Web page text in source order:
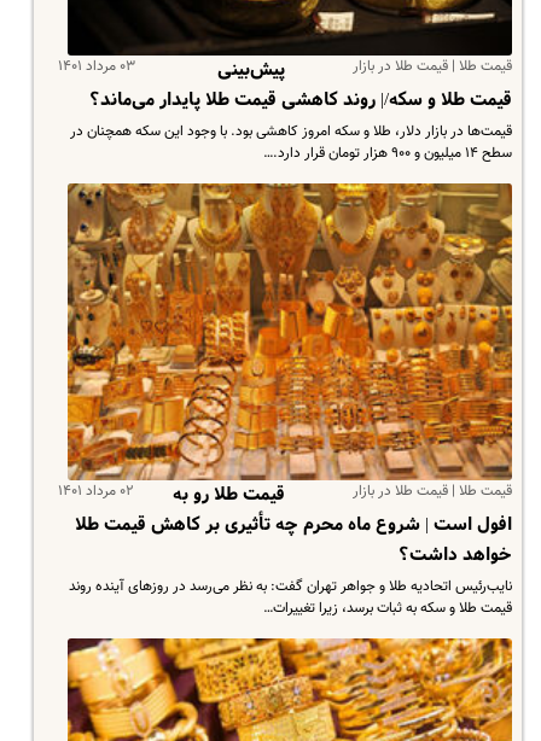
قیمت طلا | قیمت طلا در بازار ۰۳ مرداد ۱۴۰۱
پیش‌بینی
قیمت طلا و سکه/| روند کاهشی قیمت طلا پایدار می‌ماند؟
قیمت‌ها در بازار دلار، طلا و سکه امروز کاهشی بود. با وجود این سکه همچنان در
سطح ۱۴ میلیون و ۹۰۰ هزار تومان قرار دارد.…
قیمت طلا | قیمت طلا در بازار ۰۲ مرداد ۱۴۰۱
قیمت طلا رو به
افول است | شروع ماه محرم چه تأثیری بر کاهش قیمت طلا
خواهد داشت؟
نایب‌رئیس اتحادیه طلا و جواهر تهران گفت: به نظر می‌رسد در روزهای آینده روند
قیمت طلا و سکه به ثبات برسد، زیرا تغییرات…